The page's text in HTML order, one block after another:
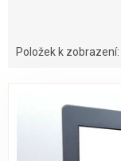
Položek k zobrazení: